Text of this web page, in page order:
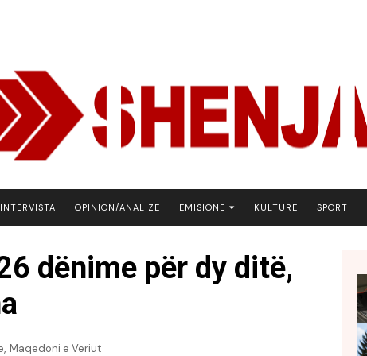
INTERVISTA OPINION/ANALIZË EMISIONE
BOTA NE FOKUS
KULTURË SPORT
dënime për dy ditë,
, Maqedoni e Veriut